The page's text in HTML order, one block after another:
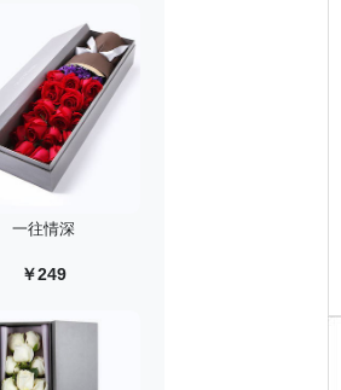
一往情深
￥249